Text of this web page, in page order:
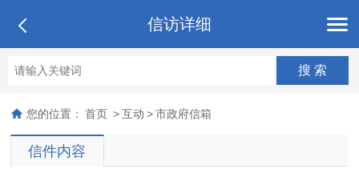
信访详细
您的位置： 首页 > 互动 > 市政府信箱
信件内容